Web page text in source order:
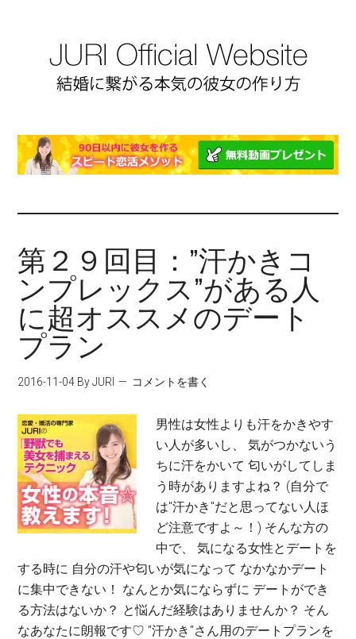
第２９回目：”汗かきコ
ンプレックス”がある人
に超オススメのデート
プラン
2016-11-04 By JURI コメントを書く
男性は女性よりも汗をかきやす
い人が多いし、 気がつかないう
ちに汗をかいて 匂いがしてしま
う時がありますよね？ (自分で
は"汗かき"だと思ってない人ほ
ど注意ですよ～！) そんな方の
中で、 気になる女性とデートを
する時に 自分の汗や匂いが気になって なかなかデート
に集中できない！ なんとか気にならずに デートができ
る方法はないか？ と悩んだ経験はありませんか？ そん
なあなたに朗報です♡ "汗かき"さん用のデートプランを